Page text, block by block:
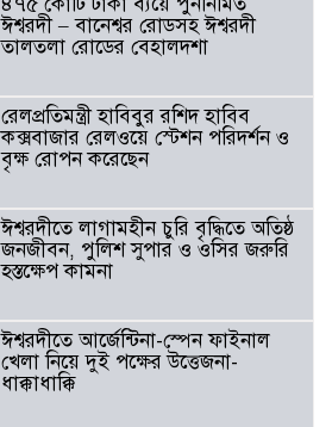
ঈশ্বরদী – বানেশ্বর রোডসহ ঈশ্বরদী
তালতলা রোডের বেহালদশা
রেলপ্রতিমন্ত্রী হাবিবুর রশিদ হাবিব
কক্সবাজার রেলওয়ে স্টেশন পরিদর্শন ও
বৃক্ষ রোপন করেছেন
ঈশ্বরদীতে লাগামহীন চুরি বৃদ্ধিতে অতিষ্ঠ
জনজীবন, পুলিশ সুপার ও ওসির জরুরি
হস্তক্ষেপ কামনা ​
ঈশ্বরদীতে আর্জেন্টিনা-স্পেন ফাইনাল
খেলা নিয়ে দুই পক্ষের উত্তেজনা-
ধাক্কাধাক্কি